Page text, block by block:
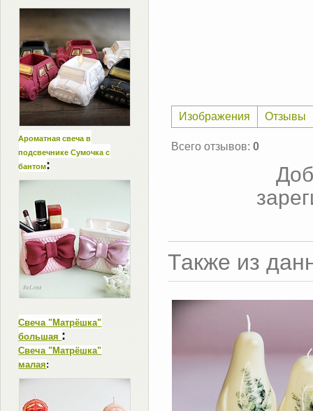
Изображения Отзывы
Всего отзывов: 0
Также из
Ароматная свеча в
подсвечнике Сумочка с
бантом:
Свеча "Матрёшка"
большая :
Свеча "Матрёшка"
малая: